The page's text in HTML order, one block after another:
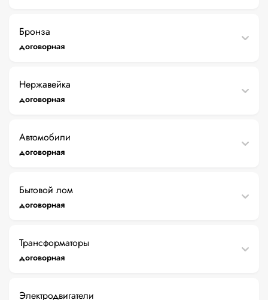
Бронза
договорная
Нержавейка
договорная
Автомобили
договорная
Бытовой лом
договорная
Трансформаторы
договорная
Электродвигатели